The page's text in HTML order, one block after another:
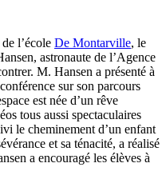
l’école De Montarville, le
astronaute de l’Agence
M. Hansen a présenté à
sur son parcours
est née d’un rêve
tous aussi spectaculaires
le cheminement d’un enfant
et sa ténacité, a réalisé
a encouragé les élèves à